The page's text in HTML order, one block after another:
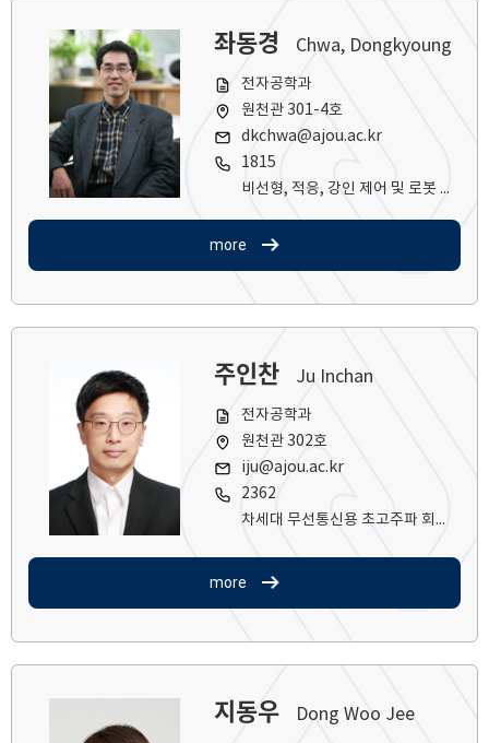
좌동경 Chwa, Dongkyoung
전자공학과
원천관 301-4호
dkchwa@ajou.ac.kr
1815
비선형, 적응, 강인 제어 및 로봇 시스템 응용
more
주인찬 Ju Inchan
전자공학과
원천관 302호
iju@ajou.ac.kr
2362
차세대 무선통신용 초고주파 회로 및 시스템
more
지동우 Dong Woo Jee